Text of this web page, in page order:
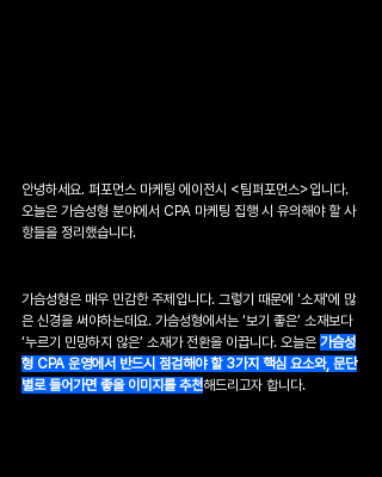
안녕하세요. 퍼포먼스 마케팅 에이전시 <팀퍼포먼스>입니다.
오늘은 가슴성형 분야에서 CPA 마케팅 집행 시 유의해야 할 사
항들을 정리했습니다.
가슴성형은 매우 민감한 주제입니다. 그렇기 때문에 '소재'에 많
은 신경을 써야하는데요. 가슴성형에서는 ‘보기 좋은’ 소재보다
‘누르기 민망하지 않은’ 소재가 전환을 이끕니다. 오늘은 가슴성
형 CPA 운영에서 반드시 점검해야 할 3가지 핵심 요소와, 문단
별로 들어가면 좋을 이미지를 추천해드리고자 합니다.